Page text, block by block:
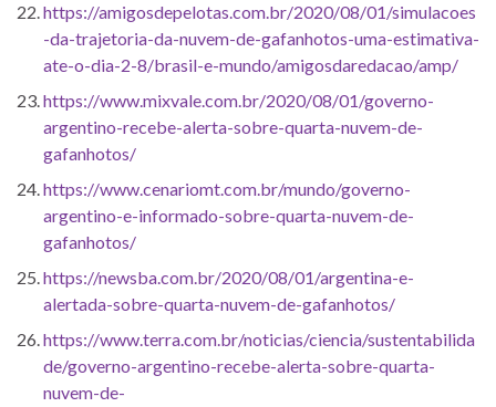
https://amigosdepelotas.com.br/2020/08/01/simulacoes
-da-trajetoria-da-nuvem-de-gafanhotos-uma-estimativa-
ate-o-dia-2-8/brasil-e-mundo/amigosdaredacao/amp/
https://www.mixvale.com.br/2020/08/01/governo-
argentino-recebe-alerta-sobre-quarta-nuvem-de-
gafanhotos/
https://www.cenariomt.com.br/mundo/governo-
argentino-e-informado-sobre-quarta-nuvem-de-
gafanhotos/
https://newsba.com.br/2020/08/01/argentina-e-
alertada-sobre-quarta-nuvem-de-gafanhotos/
https://www.terra.com.br/noticias/ciencia/sustentabilida
de/governo-argentino-recebe-alerta-sobre-quarta-
nuvem-de-